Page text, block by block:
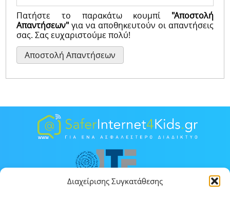
Διαχείρισης Συγκατάθεσης
Πατήστε το παρακάτω κουμπί "Αποστολή
Απαντήσεων" για να αποθηκευτούν οι απαντήσεις
σας. Σας ευχαριστούμε πολύ!